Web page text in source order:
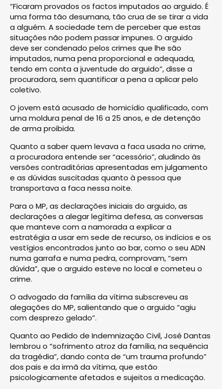
“Ficaram provados os factos imputados ao arguido. É
uma forma tão desumana, tão crua de se tirar a vida
a alguém. A sociedade tem de perceber que estas
situações não podem passar impunes. O arguido
deve ser condenado pelos crimes que lhe são
imputados, numa pena proporcional e adequada,
tendo em conta a juventude do arguido”, disse a
procuradora, sem quantificar a pena a aplicar pelo
coletivo.
O jovem está acusado de homicídio qualificado, com
uma moldura penal de 16 a 25 anos, e de detenção
de arma proibida.
Quanto a saber quem levava a faca usada no crime,
a procuradora entende ser “acessório”, aludindo às
versões contraditórias apresentadas em julgamento
e as dúvidas suscitadas quanto à pessoa que
transportava a faca nessa noite.
Para o MP, as declarações iniciais do arguido, as
declarações a alegar legítima defesa, as conversas
que manteve com a namorada a explicar a
estratégia a usar em sede de recurso, os indícios e os
vestígios encontrados junto ao bar, como o seu ADN
numa garrafa e numa pedra, comprovam, “sem
dúvida”, que o arguido esteve no local e cometeu o
crime.
O advogado da família da vítima subscreveu as
alegações do MP, salientando que o arguido “agiu
com desprezo gelado”.
Quanto ao Pedido de Indemnização Civil, José Dantas
lembrou o “sofrimento atroz da família, na sequência
da tragédia”, dando conta de “um trauma profundo”
dos pais e da irmã da vítima, que estão
psicologicamente afetados e sujeitos a medicação.